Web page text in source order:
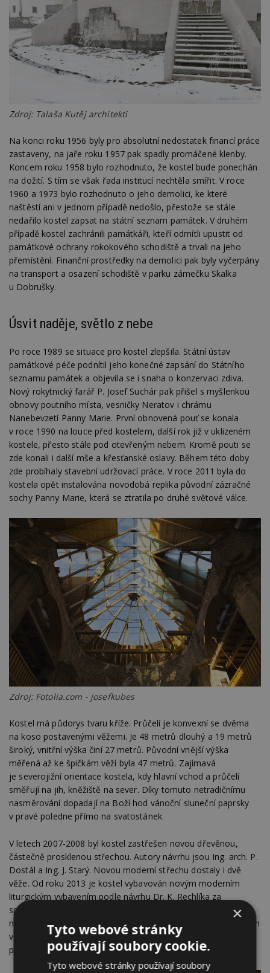
Zdroj: Talaša Kutěj architekti
Na konci roku 1956 byly pro absolutní nedostatek financí práce
zastaveny, na jaře roku 1957 pak spadly promáčené klenby.
Koncem roku 1958 bylo rozhodnuto, že kostel bude ponechán
na dožití. S tím se však řada institucí nechtěla smířit. V roce
1960 a 1973 bylo rozhodnuto o jeho demolici, ke které
naštěstí ani v jednom případě nedošlo, přestože se stále
nedařilo kostel zapsat na státní seznam památek. V druhém
případě kostel zachránili památkáři, kteří odmítli upustit od
památkové ochrany rokokového schodiště a trvali na jeho
přemístění. Finanční prostředky na demolici pak byly vyčerpány
na transport a osazení schodiště v parku zámečku Skalka
u Dobrušky.
Úsvit naděje, světlo z nebe
Po roce 1989 se situace pro kostel zlepšila. Státní ústav
památkové péče podnítil jeho konečné zapsání do Státního
seznamu památek a objevila se i snaha o konzervaci zdiva.
Nový rokytnický farář P. Josef Suchár pak přišel s myšlenkou
obnovy poutního místa, vesničky Neratov i chrámu
Nanebevzetí Panny Marie. První obnovená pouť se konala
v roce 1990 na louce před kostelem, další rok již v uklizeném
kostele, přesto stále pod otevřeným nebem. Kromě pouti se
zde konali i další mše a křesťanské oslavy. Během této doby
zde probíhaly stavební udržovací práce. V roce 2011 byla do
kostela opět instalována novodobá replika původní zázračné
sochy Panny Marie, která se ztratila po druhé světové válce.
Zdroj: Fotolia.com - josefkubes
Kostel má půdorys tvaru kříže. Průčelí je konvexní se dvěma
na koso postavenými věžemi. Je 48 metrů dlouhý a 19 metrů
široký, vnitřní výška činí 27 metrů. Původní vnější výška
měřená až ke špičkám věží byla 47 metrů. Zajímavá
je severojižní orientace kostela, kdy hlavní vchod a průčelí
směřují na jih, kněžiště na sever. Díky tomuto netradičnímu
nasměrování dopadají na Boží hod vánoční sluneční paprsky
v pravé poledne přímo na svatostánek.
V letech 2007-2008 byl kostel zastřešen novou dřevěnou,
částečně prosklenou střechou. Autory návrhu jsou Ing. arch. P.
Dostál a Ing. J. Starý. Novou moderní střechu dostaly i dvě
věže. Od roku 2013 je kostel vybavován novým moderním
liturgickým vybavením podle návrhu Dr. K. Rechlíka za
spolupráce s Ing. S. Skřičkou. Toto umění pak dotváří
neobyčejný dojem ze stavby. Dále pokračuje oprava kostelních
věží i úprava okolí kostela s cílem vybudovat zázemí pro
přicházející poutníky, které tvoří i přilehlá fara.
×
Tyto webové stránky
používají soubory cookie.
Tyto webové stránky používají soubory